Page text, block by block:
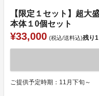
【限定１セット】超大
本体１0個セット
¥33,000 (税込/送料込)残り1
ご提供予定時期：11月下旬～